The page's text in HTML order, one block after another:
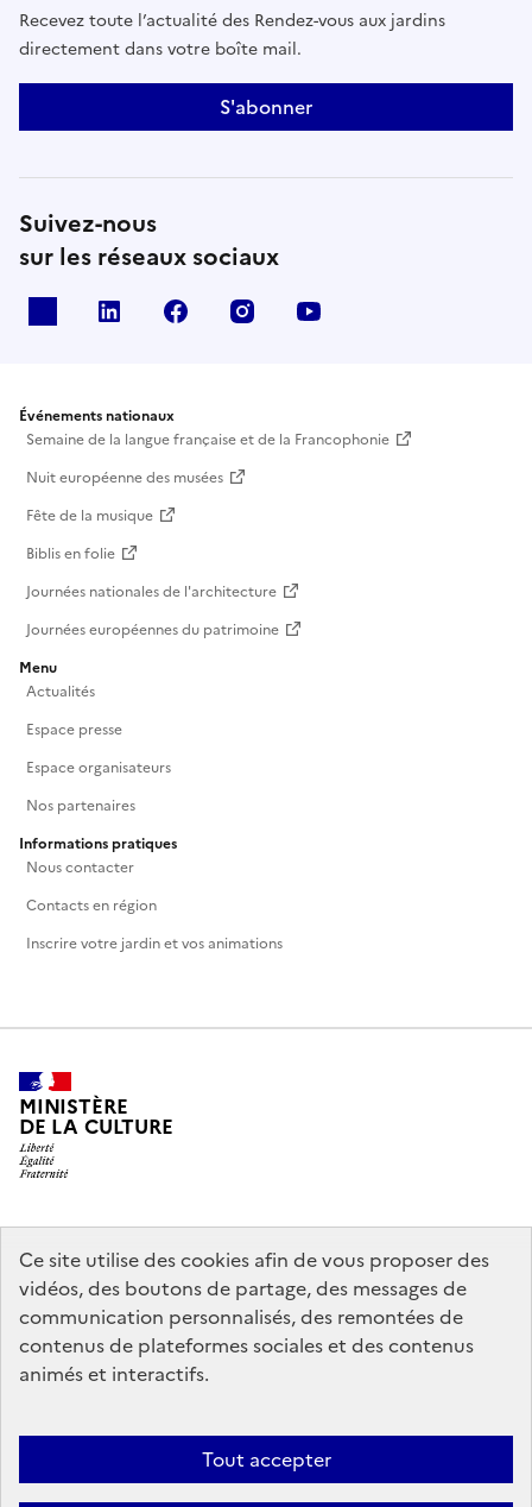
Ce site utilise des cookies afin de vous proposer des
vidéos, des boutons de partage, des messages de
communication personnalisés, des remontées de
contenus de plateformes sociales et des contenus
animés et interactifs.
Tout accepter
Recevez toute l’actualité des Rendez-vous aux jardins
directement dans votre boîte mail.
S'abonner
Suivez-nous
sur les réseaux sociaux
Linkedin Facebook Instagram
Événements nationaux
Semaine de la langue française et de la Francophonie
Nuit européenne des musées
Fête de la musique
Biblis en folie
Journées nationales de l'architecture
Journées européennes du patrimoine
Menu
Actualités
Espace presse
Espace organisateurs
Nos partenaires
Informations pratiques
Nous contacter
Contacts en région
Inscrire votre jardin et vos animations
MINISTÈRE
DE LA CULTURE
legifrance.gouv.fr
info.gouv.fr
service-public.gouv.fr
data.gouv.fr
Politique d’utilisation des témoins de connexion (cookies)
générale de protection des données
Nous contacter Nos